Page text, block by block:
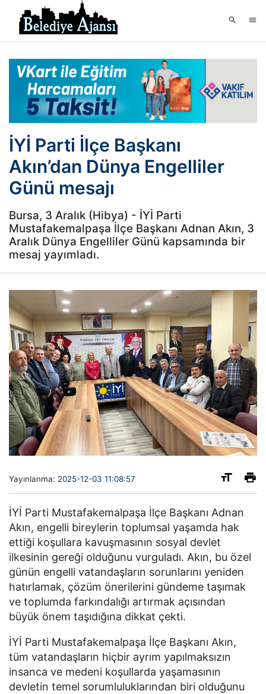
İYİ Parti İlçe Başkanı
Akın’dan Dünya Engelliler
Günü mesajı
Bursa, 3 Aralık (Hibya) - İYİ Parti
Mustafakemalpaşa İlçe Başkanı Adnan Akın, 3
Aralık Dünya Engelliler Günü kapsamında bir
mesaj yayımladı.
Yayınlanma: 2025-12-03 11:08:57
İYİ Parti Mustafakemalpaşa İlçe Başkanı Adnan
Akın, engelli bireylerin toplumsal yaşamda hak
ettiği koşullara kavuşmasının sosyal devlet
ilkesinin gereği olduğunu vurguladı. Akın, bu özel
günün engelli vatandaşların sorunlarını yeniden
hatırlamak, çözüm önerilerini gündeme taşımak
ve toplumda farkındalığı artırmak açısından
büyük önem taşıdığına dikkat çekti.
İYİ Parti Mustafakemalpaşa İlçe Başkanı Akın,
tüm vatandaşların hiçbir ayrım yapılmaksızın
insanca ve medeni koşullarda yaşamasının
devletin temel sorumluluklarından biri olduğunu